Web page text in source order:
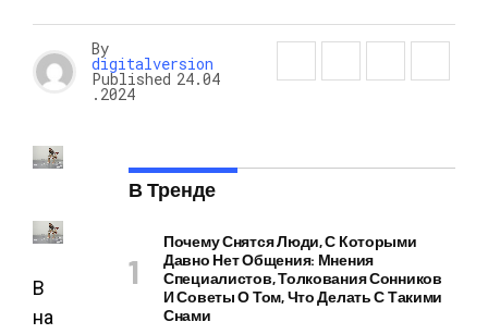
By
digitalversion
Published 24.04
.2024
В
на
В Тренде
Почему Снятся Люди, С Которыми
Давно Нет Общения: Мнения
Специалистов, Толкования Сонников
И Советы О Том, Что Делать С Такими
Снами